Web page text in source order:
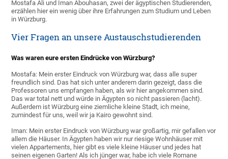
Mostafa Ali und Iman Abouhasan, zwei der ägyptischen Studierenden,
erzählen hier ein wenig über ihre Erfahrungen zum Studium und Leben
in Würzburg.
Vier Fragen an unsere Austauschstudierenden
Was waren eure ersten Eindrücke von Würzburg?
Mostafa: Mein erster Eindruck von Würzburg war, dass alle super
freundlich sind. Das hat sich unter anderem darin gezeigt, dass die
Professoren uns empfangen haben, als wir hier angekommen sind.
Das war total nett und würde in Ägypten so nicht passieren (lacht).
Außerdem ist Würzburg eine ziemliche kleine Stadt, ich meine,
zumindest für uns, weil wir ja Kairo gewohnt sind.
Iman: Mein erster Eindruck von Würzburg war großartig, mir gefallen vor
allem die Häuser. In Ägypten haben wir nur riesige Wohnhäuser mit
vielen Appartements, hier gibt es viele kleine Häuser und jedes hat
seinen eigenen Garten! Als ich jünger war, habe ich viele Romane